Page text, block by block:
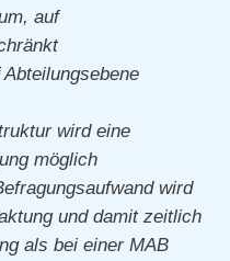
auf
wird eine
möglich
wird
und damit zeitlich
als bei einer MAB